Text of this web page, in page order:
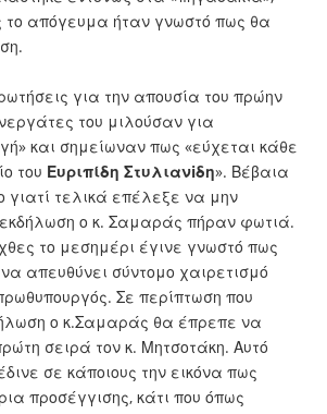
το απόγευμα ήταν γνωστό πως θα
για την απουσία του πρώην
του μιλούσαν για
και σημείωναν πως «εύχεται κάθε
του Ευριπίδη Στυλιανiδη». Βέβαια
γιατί τελικά επέλεξε να μην
ο κ. Σαμαράς πήραν φωτιά.
το μεσημέρι έγινε γνωστό πως
απευθύνει σύντομο χαιρετισμό
Σε περίπτωση που
ο κ.Σαμαράς θα έπρεπε να
σειρά τον κ. Μητσοτάκη. Αυτό
σε κάποιους την εικόνα πως
προσέγγισης, κάτι που όπως